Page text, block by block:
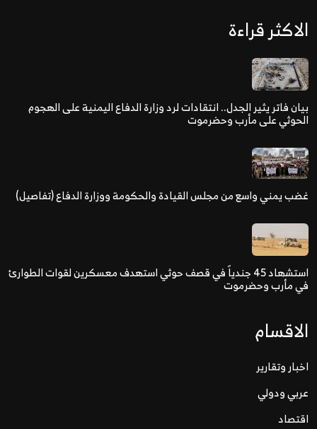
الاكثر قراءة
بيان فاتر يثير الجدل.. انتقادات لرد وزارة الدفاع اليمنية على الهجوم
الحوثي على مأرب وحضرموت
غضب يمني واسع من مجلس القيادة والحكومة ووزارة الدفاع (تفاصيل)
استشهاد 45 جندياً في قصف حوثي استهدف معسكرين لقوات الطوارئ
في مأرب وحضرموت
الاقسام
اخبار وتقارير
عربي ودولي
اقتصاد